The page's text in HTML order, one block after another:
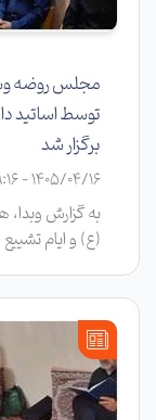
مجلس روضه
توسط اساتید
برگزار شد
1405/04/16 - 09:16
به گزارش وبدا،
(ع) و ایام
مصیبت هیئت
دکتر رضا چمن
علمی و کارکنان